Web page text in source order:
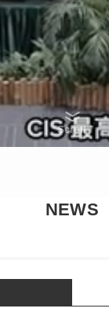
Scroll
NEWS